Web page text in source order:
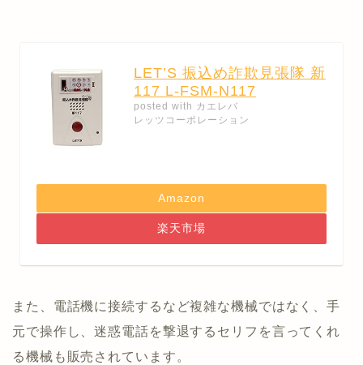
LET’S 振込め詐欺見張隊 新
117 L-FSM-N117
posted with カエレバ
レッツコーポレーション
Amazon
楽天市場
また、電話機に接続するなど複雑な機械ではなく、手
元で操作し、迷惑電話を撃退するセリフを言ってくれ
る機械も販売されています。